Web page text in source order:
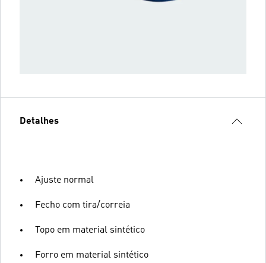
Detalhes
Ajuste normal
Fecho com tira/correia
Topo em material sintético
Forro em material sintético